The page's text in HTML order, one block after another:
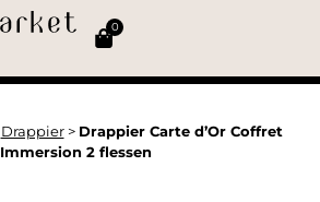
0
Drappier> Drappier Carte d’Or Coffret
Immersion 2 flessen